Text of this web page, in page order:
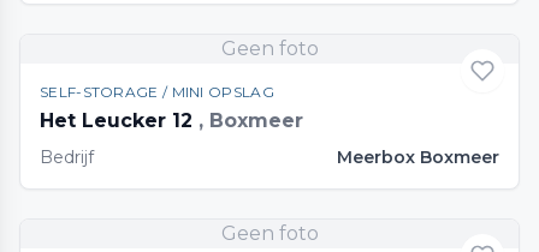
Geen foto
SELF-STORAGE / MINI OPSLAG
Het Leucker 12 , Boxmeer
Bedrijf Meerbox Boxmeer
Geen foto